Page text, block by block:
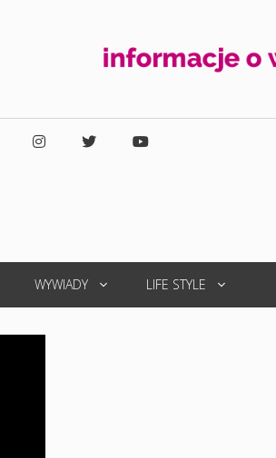
WYWIADY LIFE STYLE